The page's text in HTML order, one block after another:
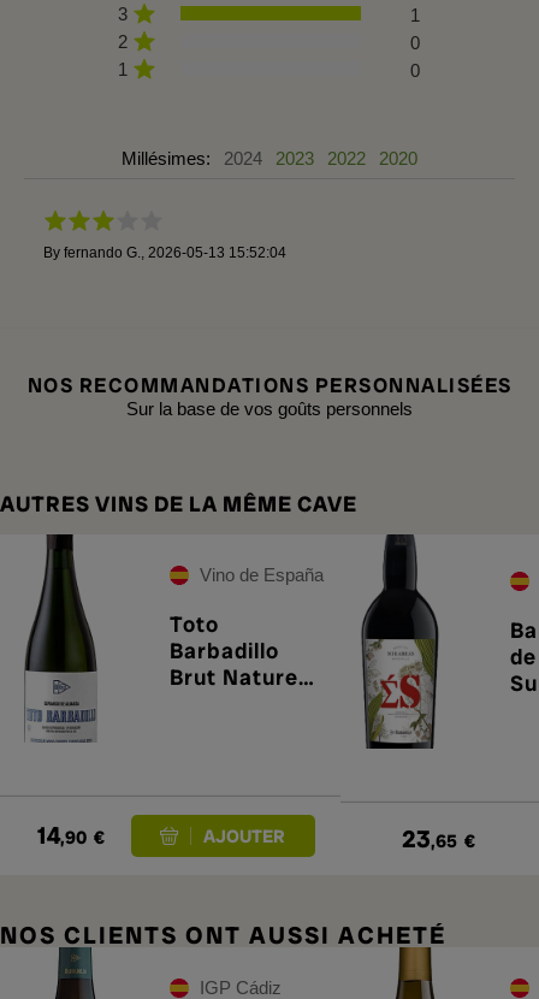
3
1
2
0
1
0
Millésimes: 2024 2023 2022 2020
By fernando G. 2026-05-13 15:52:04
NOS RECOMMANDATIONS PERSONNALISÉES
Sur la base de vos goûts personnels
AUTRES VINS DE LA MÊME CAVE
Vino de España
Toto
Barbadillo
Brut Nature
14,90 € 23,65 €
NOS CLIENTS ONT AUSSI ACHETÉ
IGP Cádiz